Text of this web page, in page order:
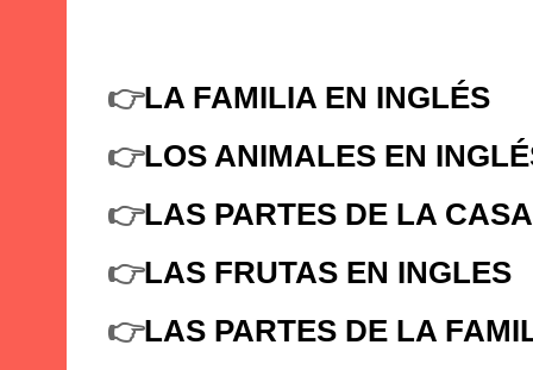
👉LA FAMILIA EN INGLÉS
👉LOS ANIMALES EN
👉LAS PARTES DE LA
👉LAS FRUTAS EN INGLES
👉LAS PARTES DE LA